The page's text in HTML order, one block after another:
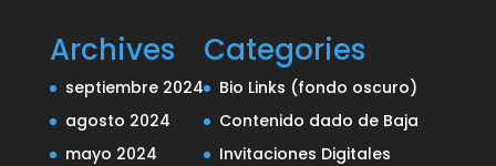
Archives
septiembre 2024
agosto 2024
mayo 2024
Categories
Bio Links (fondo oscuro)
Contenido dado de Baja
Invitaciones Digitales